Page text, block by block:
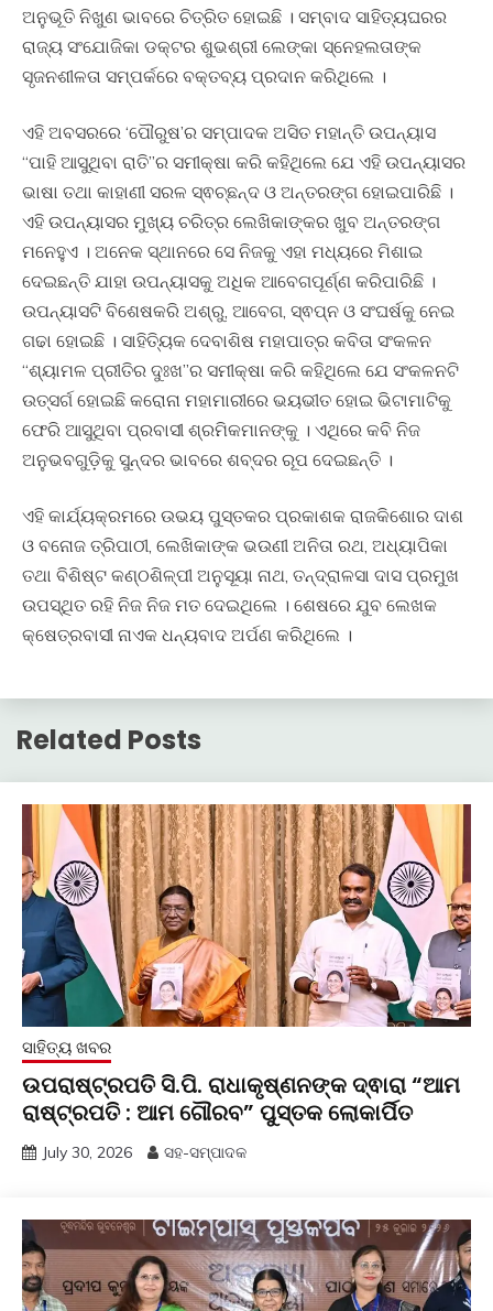
ଅନୁଭୂତି ନିଖୁଣ ଭାବରେ ଚିତ୍ରିତ ହୋଇଛି । ସମ୍ବାଦ ସାହିତ୍ୟଘରର
ରାଜ୍ୟ ସଂଯୋଜିକା ଡକ୍ଟର ଶୁଭଶ୍ରୀ ଲେଙ୍କା ସ୍ନେହଲତାଙ୍କ
ସୃଜନଶୀଳତା ସମ୍ପର୍କରେ ବକ୍ତବ୍ୟ ପ୍ରଦାନ କରିଥିଲେ ।
ଏହି ଅବସରରେ ‘ପୌରୁଷ’ର ସମ୍ପାଦକ ଅସିତ ମହାନ୍ତି ଉପନ୍ୟାସ
“ପାହି ଆସୁଥିବା ରାତି”ର ସମୀକ୍ଷା କରି କହିଥିଲେ ଯେ ଏହି ଉପନ୍ୟାସର
ଭାଷା ତଥା କାହାଣୀ ସରଳ ସ୍ଵଚ୍ଛନ୍ଦ ଓ ଅନ୍ତରଙ୍ଗ ହୋଇପାରିଛି ।
ଏହି ଉପନ୍ୟାସର ମୁଖ୍ୟ ଚରିତ୍ର ଲେଖିକାଙ୍କର ଖୁବ ଅନ୍ତରଙ୍ଗ
ମନେହୁଏ । ଅନେକ ସ୍ଥାନରେ ସେ ନିଜକୁ ଏହା ମଧ୍ୟରେ ମିଶାଇ
ଦେଇଛନ୍ତି ଯାହା ଉପନ୍ୟାସକୁ ଅଧିକ ଆବେଗପୂର୍ଣ୍ଣ କରିପାରିଛି ।
ଉପନ୍ୟାସଟି ବିଶେଷକରି ଅଶ୍ରୁ, ଆବେଗ, ସ୍ଵପ୍ନ ଓ ସଂଘର୍ଷକୁ ନେଇ
ଗଢା ହୋଇଛି । ସାହିତ୍ୟିକ ଦେବାଶିଷ ମହାପାତ୍ର କବିତା ସଂକଳନ
“ଶ୍ୟାମଳ ପ୍ରୀତିର ଦୁଃଖ”ର ସମୀକ୍ଷା କରି କହିଥିଲେ ଯେ ସଂକଳନଟି
ଉତ୍ସର୍ଗ ହୋଇଛି କରୋନା ମହାମାରୀରେ ଭୟଭୀତ ହୋଇ ଭିଟାମାଟିକୁ
ଫେରି ଆସୁଥିବା ପ୍ରବାସୀ ଶ୍ରମିକମାନଙ୍କୁ । ଏଥିରେ କବି ନିଜ
ଅନୁଭବଗୁଡ଼ିକୁ ସୁନ୍ଦର ଭାବରେ ଶବ୍ଦର ରୂପ ଦେଇଛନ୍ତି ।
ଏହି କାର୍ଯ୍ୟକ୍ରମରେ ଉଭୟ ପୁସ୍ତକର ପ୍ରକାଶକ ରାଜକିଶୋର ଦାଶ
ଓ ବନୋଜ ତ୍ରିପାଠୀ, ଲେଖିକାଙ୍କ ଭଉଣୀ ଅନିତା ରଥ, ଅଧ୍ୟାପିକା
ତଥା ବିଶିଷ୍ଟ କଣ୍ଠଶିଳ୍ପୀ ଅନୁସୂୟା ନାଥ, ତନ୍ଦ୍ରାଳସା ଦାସ ପ୍ରମୁଖ
ଉପସ୍ଥିତ ରହି ନିଜ ନିଜ ମତ ଦେଇଥିଲେ । ଶେଷରେ ଯୁବ ଲେଖକ
କ୍ଷେତ୍ରବାସୀ ନାଏକ ଧନ୍ୟବାଦ ଅର୍ପଣ କରିଥିଲେ ।
Related Posts
ସାହିତ୍ୟ ଖବର
ଉପରାଷ୍ଟ୍ରପତି ସି.ପି. ରାଧାକୃଷ୍ଣନଙ୍କ ଦ୍ଵାରା “ଆମ
ରାଷ୍ଟ୍ରପତି : ଆମ ଗୌରବ” ପୁସ୍ତକ ଲୋକାର୍ପିତ
July 30, 2026 ସହ-ସମ୍ପାଦକ